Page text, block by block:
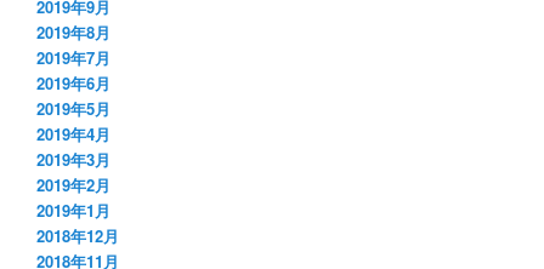
2019年9月
2019年8月
2019年7月
2019年6月
2019年5月
2019年4月
2019年3月
2019年2月
2019年1月
2018年12月
2018年11月